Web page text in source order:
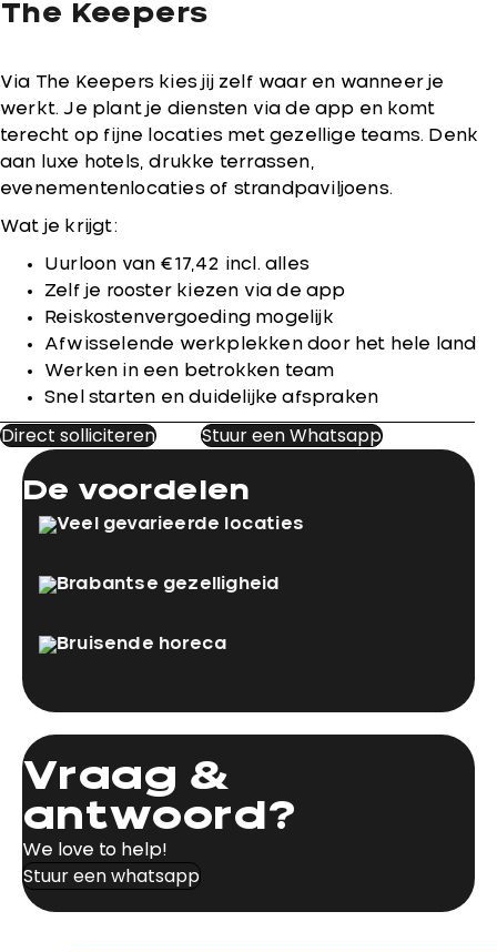
The Keepers
Via The Keepers kies jij zelf waar en wanneer je
werkt. Je plant je diensten via de app en komt
terecht op fijne locaties met gezellige teams. Denk
aan luxe hotels, drukke terrassen,
evenementenlocaties of strandpaviljoens.
Wat je krijgt:
Uurloon van €17,42 incl. alles
Zelf je rooster kiezen via de app
Reiskostenvergoeding mogelijk
Afwisselende werkplekken door het hele land
Werken in een betrokken team
Snel starten en duidelijke afspraken
Direct solliciteren Stuur een Whatsapp
De voordelen
Veel gevarieerde locaties
Brabantse gezelligheid
Bruisende horeca
Vraag &
antwoord?
We love to help!
Stuur een whatsapp